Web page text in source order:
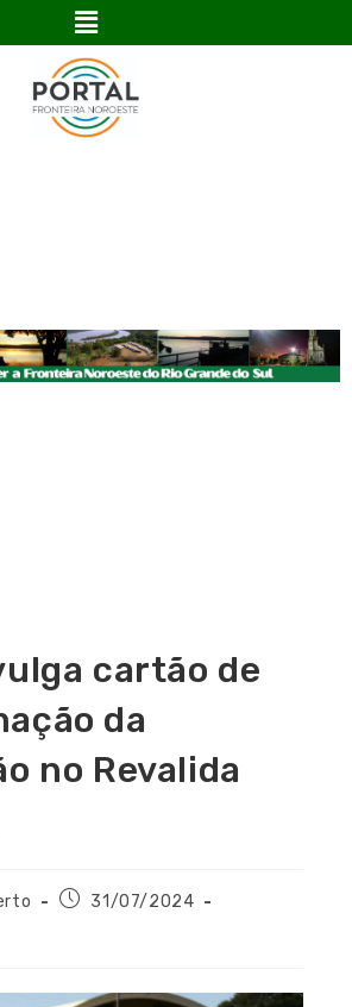
cartão de
da
no Revalida
31/07/2024